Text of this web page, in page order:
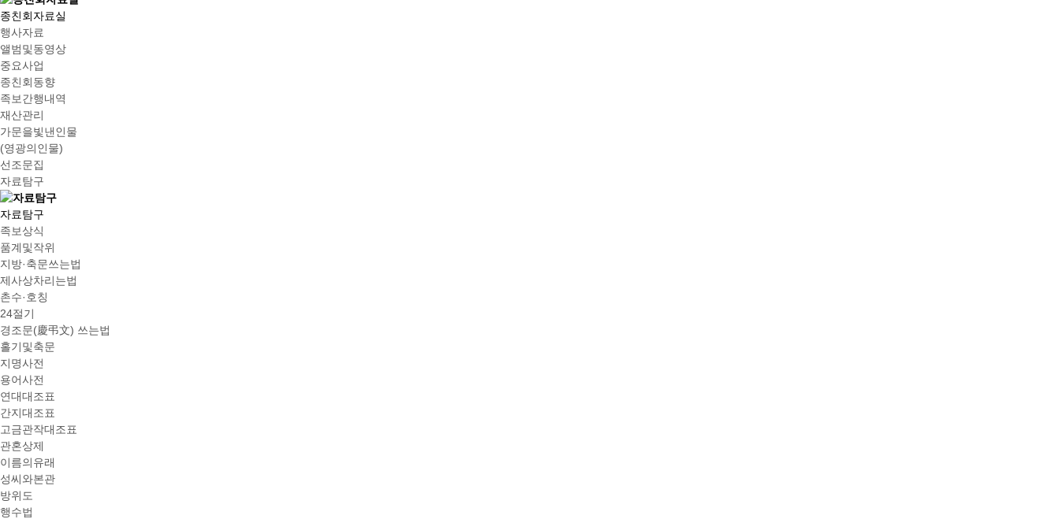
종친회자료실
행사자료
앨범및동영상
중요사업
종친회동향
족보간행내역
재산관리
가문을빛낸인물
(영광의인물)
선조문집
자료탐구
자료탐구
족보상식
품계및작위
지방·축문쓰는법
제사상차리는법
촌수·호칭
24절기
경조문(慶弔文) 쓰는법
홀기및축문
지명사전
용어사전
연대대조표
간지대조표
고금관작대조표
관혼상제
이름의유래
성씨와본관
방위도
행수법